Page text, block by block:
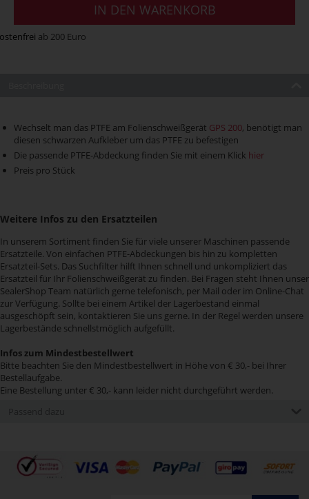
IN DEN WARENKORB
ab 200 Euro
Wechselt man das PTFE am Folienschweißgerät GPS 200, benötigt man
diesen schwarzen Aufkleber um das PTFE zu befestigen
Die passende PTFE-Abdeckung finden Sie mit einem Klick hier
Preis pro Stück
Weitere Infos zu den Ersatzteilen
In unserem Sortiment finden Sie für viele unserer Maschinen passende
Ersatzteile. Von einfachen PTFE-Abdeckungen bis hin zu kompletten
Ersatzteil-Sets. Das Suchfilter hilft Ihnen schnell und unkompliziert das
Ersatzteil für Ihr Folienschweißgerät zu finden. Bei Fragen steht Ihnen unser
SealerShop Team natürlich gerne telefonisch, per Mail oder im Online-Chat
zur Verfügung. Sollte bei einem Artikel der Lagerbestand einmal
ausgeschöpft sein, kontaktieren Sie uns gerne. In der Regel werden unsere
Lagerbestände schnellstmöglich aufgefüllt.
Infos zum Mindestbestellwert
Bitte beachten Sie den Mindestbestellwert in Höhe von € 30,- bei Ihrer
Bestellaufgabe.
Eine Bestellung unter € 30,- kann leider nicht durchgeführt werden.